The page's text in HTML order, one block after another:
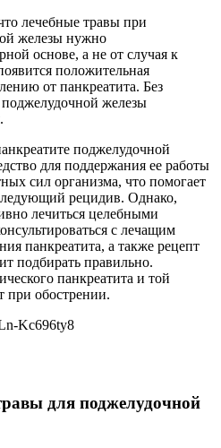
лечебные травы при
железы нужно
основе, а не от случая к
положительная
от панкреатита. Без
поджелудочной железы
поджелудочной
для поддержания ее работы
сил организма, что помогает
рецидив. Однако,
лечиться целебными
с лечащим
панкреатита, а также рецепт
подбирать правильно.
панкреатита и той
при обострении.
Kc696ty8
для поджелудочной